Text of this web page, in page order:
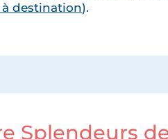
destination).
Splendeurs